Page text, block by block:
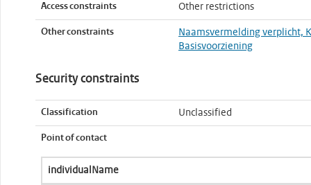
Access constraints Other restrictions
Other constraints
Naamsvermelding verplicht,
Basisvoorziening
Security constraints
Classification Unclassified
Point of contact
individualName